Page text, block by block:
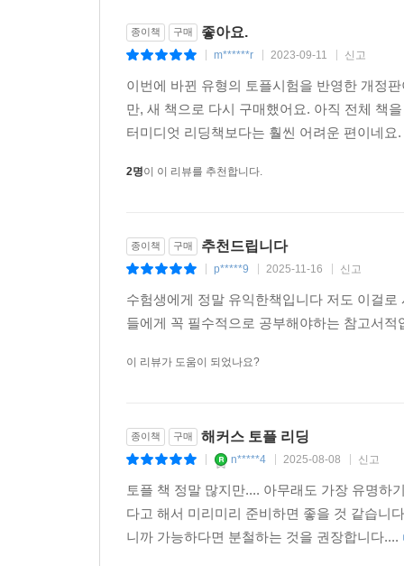
종이책 구매 좋아요.
| m******r | 2023-09-11 | 신고
이번에 바뀐 유형의 토플시험을 반영한 개정
만, 새 책으로 다시 구매했어요. 아직 전체 책
종이책 구매 추천드립니다
| p*****9 | 2025-11-16 | 신고
수험생에게 정말 유익한책입니다 저도 이걸
종이책 구매 해커스 토플 리딩
n*****4 | 2025-08-08 | 신고
토플 책 정말 많지만.... 아무래도 가장 유명하
다고 해서 미리미리 준비하면 좋을 것 같습니